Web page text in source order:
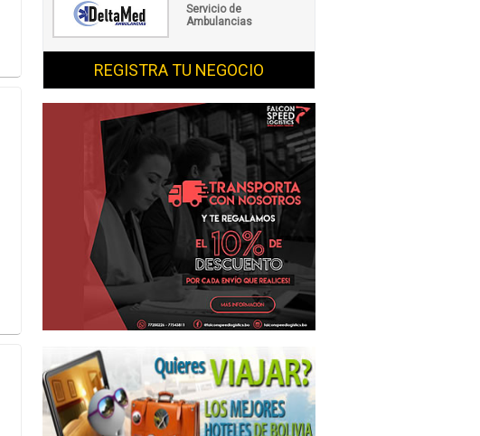
Servicio de
Ambulancias
REGISTRA TU NEGOCIO